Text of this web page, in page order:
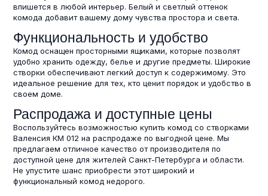
впишется в любой интерьер. Белый и светлый оттенок
комода добавит вашему дому чувства простора и света.
Функциональность и удобство
Комод оснащен просторными ящиками, которые позволят
удобно хранить одежду, белье и другие предметы. Широкие
створки обеспечивают легкий доступ к содержимому. Это
идеальное решение для тех, кто ценит порядок и удобство в
своем доме.
Распродажа и доступные цены
Воспользуйтесь возможностью купить комод со створками
Валенсия КМ 012 на распродаже по выгодной цене. Мы
предлагаем отличное качество от производителя по
доступной цене для жителей Санкт-Петербурга и области.
Не упустите шанс приобрести этот широкий и
функциональный комод недорого.